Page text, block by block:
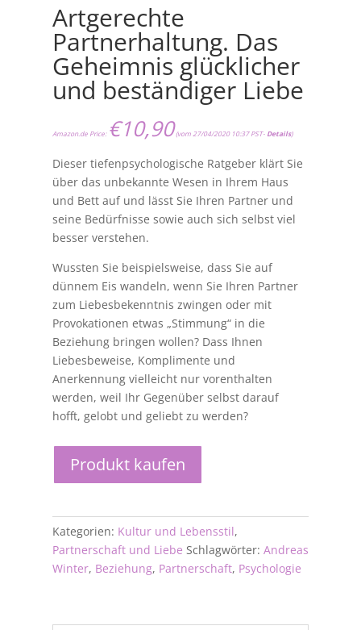
Artgerechte
Partnerhaltung. Das
Geheimnis glücklicher
und beständiger Liebe
Amazon.de Price: €10,90(vom 27/04/2020 10:37 PST- Details)
Dieser tiefenpsychologische Ratgeber klärt Sie
über das unbekannte Wesen in Ihrem Haus
und Bett auf und lässt Sie Ihren Partner und
seine Bedürfnisse sowie auch sich selbst viel
besser verstehen.
Wussten Sie beispielsweise, dass Sie auf
dünnem Eis wandeln, wenn Sie Ihren Partner
zum Liebesbekenntnis zwingen oder mit
Provokationen etwas „Stimmung“ in die
Beziehung bringen wollen? Dass Ihnen
Liebesbeweise, Komplimente und
Anerkennung vielleicht nur vorenthalten
werden, weil Ihr Gegenüber selbst darauf
hofft, gelobt und geliebt zu werden?
Produkt kaufen
Kategorien: Kultur und Lebensstil,
Partnerschaft und Liebe Schlagwörter: Andreas
Winter, Beziehung, Partnerschaft, Psychologie